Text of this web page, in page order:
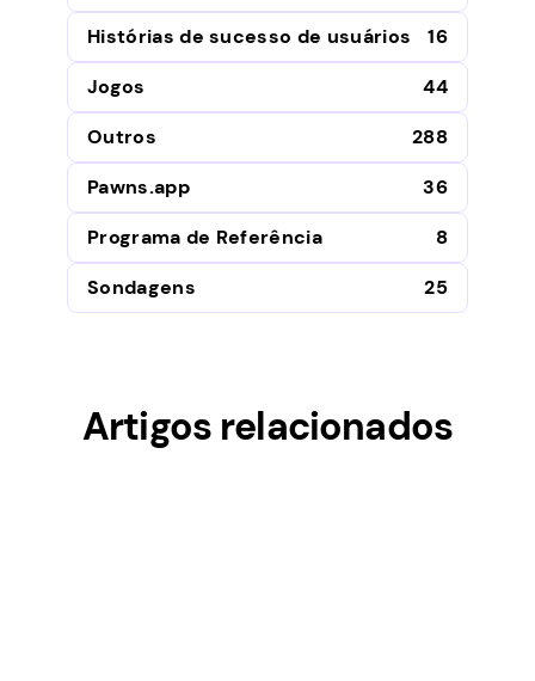
Histórias de sucesso de usuários
16
Jogos
44
Outros
288
Pawns.app
36
Programa de Referência
8
Sondagens
25
Artigos relacionados